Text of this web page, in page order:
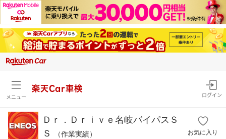
メニュー
楽天Car車検
ログイン
Ｄｒ．Ｄｒｉｖｅ名岐バイパスＳ
Ｓ
（作業実績） お気に入り